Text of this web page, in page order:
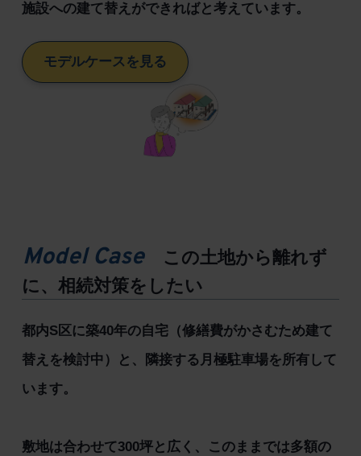
施設への建て替えができればと考えています。
モデルケースを見る
Model Case
この土地から離れず
に、相続対策をしたい
都内S区に築40年の自宅（修繕費がかさむため建て
替えを検討中）と、隣接する月極駐車場を所有して
います。
敷地は合わせて300坪と広く、このままでは多額の